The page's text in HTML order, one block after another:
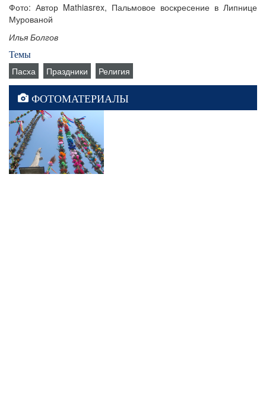
Фото: Автор Mathiasrex, Пальмовое воскресение в Липнице
Мурованой
Илья Болгов
Темы
Пасха Праздники Религия
ФОТОМАТЕРИАЛЫ